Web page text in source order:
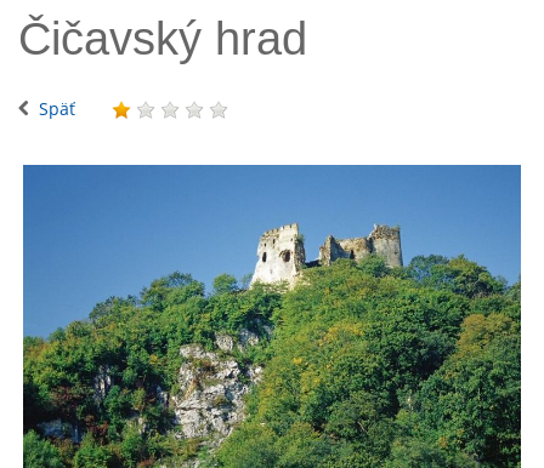
Čičavský hrad
Späť